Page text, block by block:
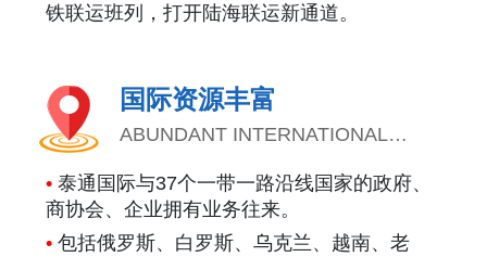
铁联运班列，打开陆海联运新通道。
国际资源丰富
ABUNDANT INTERNATIONAL
RESOURCES
• 泰通国际与37个一带一路沿线国家的政府、
商协会、企业拥有业务往来。
• 包括俄罗斯、白罗斯、乌克兰、越南、老